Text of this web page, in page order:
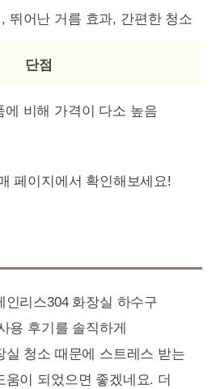
뛰어난 거름 효과, 간편한 청소
단점
에 비해 가격이 다소 높음
페이지에서 확인해보세요!
인리스304 화장실 하수구
용 후기를 솔직하게
실 청소 때문에 스트레스 받는
이 되었으면 좋겠네요. 더